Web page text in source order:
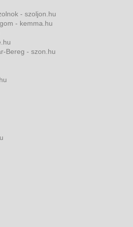
- szoljon.hu
- kemma.hu
Bereg - szon.hu